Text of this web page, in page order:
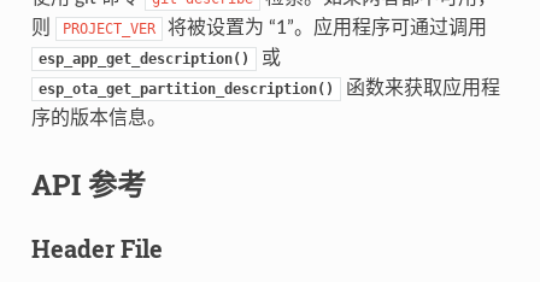
则
PROJECT_VER 将被设置为 “1”。应用程序可通过调用
esp_app_get_description() 或
esp_ota_get_partition_description()
函数来获取应用程
序的版本信息。
API 参考
Header File